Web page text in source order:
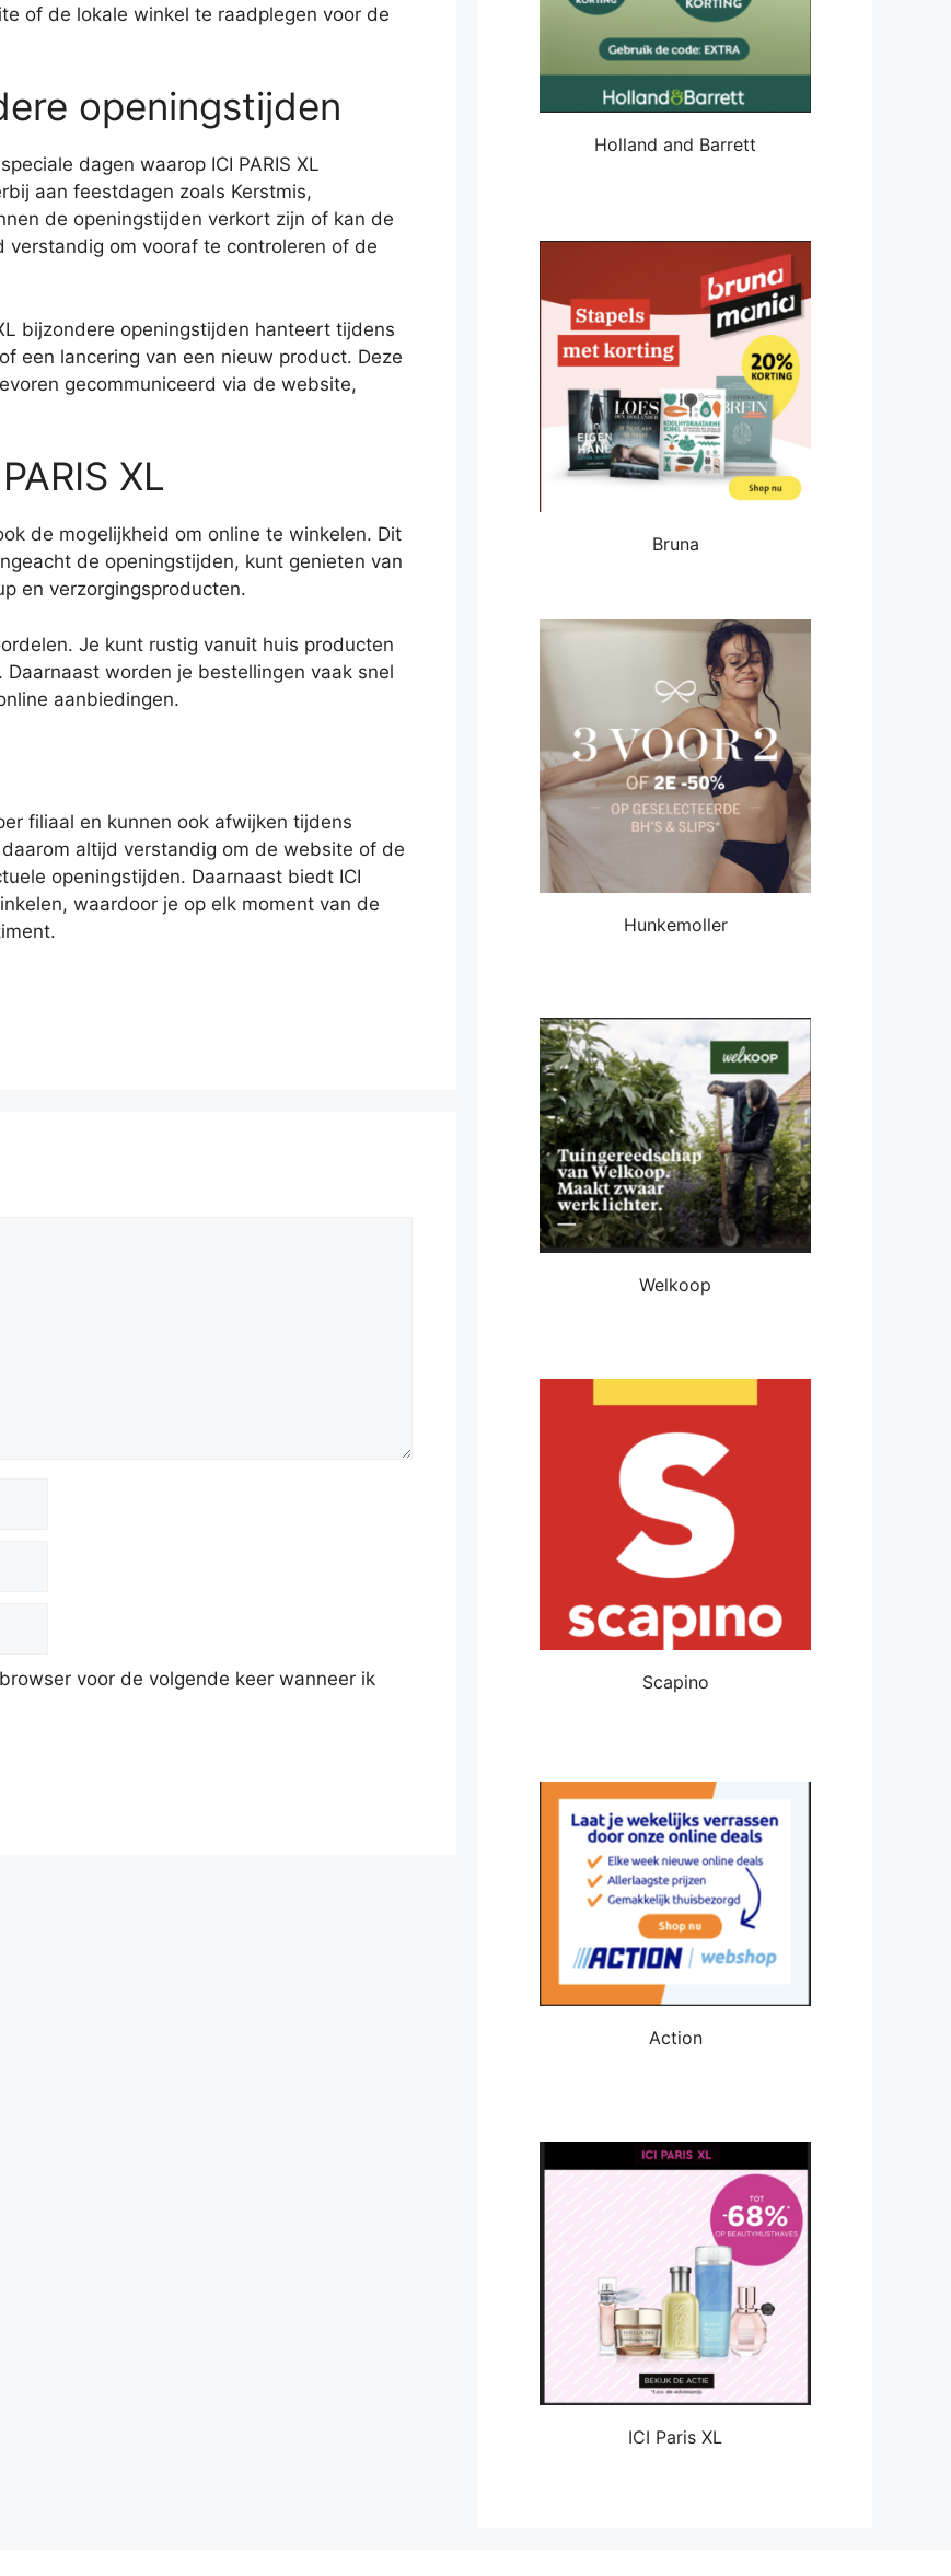
of de lokale winkel te raadplegen voor de
openingstijden
dagen waarop ICI PARIS XL
aan feestdagen zoals Kerstmis,
de openingstijden verkort zijn of kan de
om vooraf te controleren of de
bijzondere openingstijden hanteert tijdens
een lancering van een nieuw product. Deze
gecommuniceerd via de website,
XL
de mogelijkheid om online te winkelen. Dit
de openingstijden, kunt genieten van
en verzorgingsproducten.
Je kunt rustig vanuit huis producten
worden je bestellingen vaak snel
aanbiedingen.
filiaal en kunnen ook afwijken tijdens
altijd verstandig om de website of de
openingstijden. Daarnaast biedt ICI
waardoor je op elk moment van de
voor de volgende keer wanneer ik
Holland and Barrett
Bruna
Hunkemoller
Welkoop
Scapino
Action
ICI Paris XL